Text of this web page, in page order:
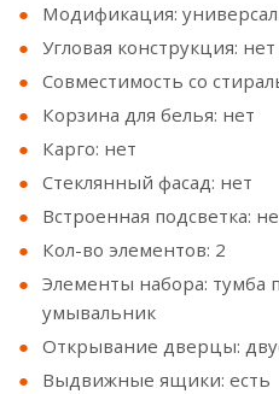
Модификация:
Угловая конструкция: нет
Совместимость со
Корзина для белья: нет
Карго: нет
Стеклянный фасад: нет
Встроенная подсветка:
Кол-во элементов: 2
Элементы набора: тумба
умывальник
Открывание дверцы:
Выдвижные ящики: есть